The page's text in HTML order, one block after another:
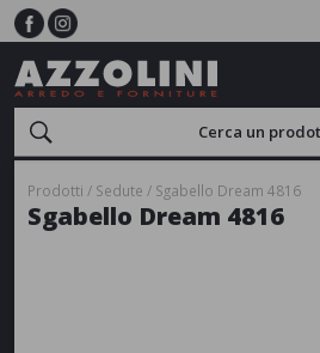
Prodotti Sedute Sgabello Dream 4816
Sgabello Dream 4816